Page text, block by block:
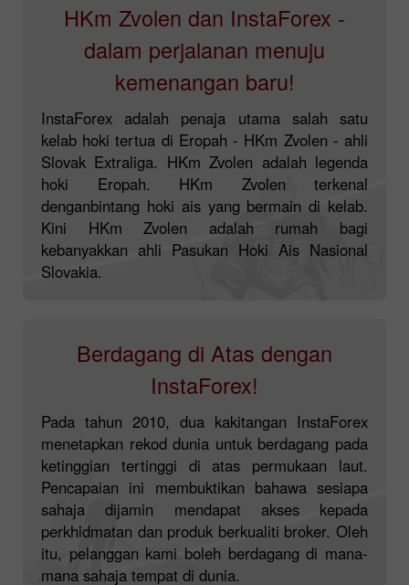
HKm Zvolen dan InstaForex -
dalam perjalanan menuju
kemenangan baru!
InstaForex adalah penaja utama salah satu
kelab hoki tertua di Eropah - HKm Zvolen - ahli
Slovak Extraliga. HKm Zvolen adalah legenda
hoki Eropah. HKm Zvolen terkenal
denganbintang hoki ais yang bermain di kelab.
Kini HKm Zvolen adalah rumah bagi
kebanyakkan ahli Pasukan Hoki Ais Nasional
Slovakia.
Berdagang di Atas dengan
InstaForex!
Pada tahun 2010, dua kakitangan InstaForex
menetapkan rekod dunia untuk berdagang pada
ketinggian tertinggi di atas permukaan laut.
Pencapaian ini membuktikan bahawa sesiapa
sahaja dijamin mendapat akses kepada
perkhidmatan dan produk berkualiti broker. Oleh
itu, pelanggan kami boleh berdagang di mana-
mana sahaja tempat di dunia.